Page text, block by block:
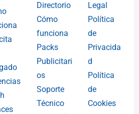
Directorio
Cómo
funciona
Packs
Publicitari
os
Soporte
Técnico
Legal
Política
de
Privacida
d
Política
de
Cookies